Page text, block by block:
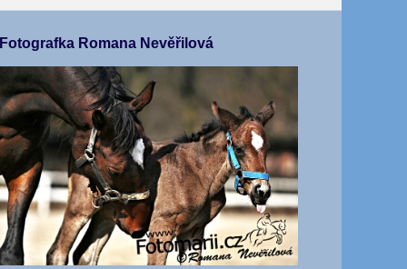
Fotografka Romana Nevěřilová